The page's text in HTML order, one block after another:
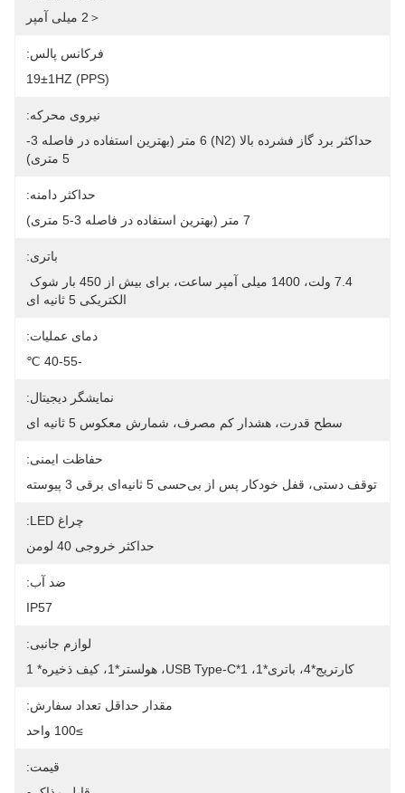
＜2 میلی آمپر
فرکانس پالس:
19±1HZ (PPS)
نیروی محرکه:
حداکثر برد گاز فشرده بالا (N2) 6 متر (بهترین استفاده در فاصله 3-
5 متری)
حداکثر دامنه:
7 متر (بهترین استفاده در فاصله 3-5 متری)
باتری:
الکتریکی 5 ثانیه ای
دمای عملیات:
-40-55 ℃
نمایشگر دیجیتال:
سطح قدرت، هشدار کم مصرف، شمارش معکوس 5 ثانیه ای
حفاظت ایمنی:
توقف دستی، قفل خودکار پس از بی‌حسی 5 ثانیه‌ای برقی 3 پیوسته
چراغ LED:
حداکثر خروجی 40 لومن
ضد آب:
IP57
لوازم جانبی:
کارتریج*4، باتری*1، USB Type-C*1، هولستر*1، کیف ذخیره* 1
مقدار حداقل تعداد سفارش:
≥100 واحد
قیمت: